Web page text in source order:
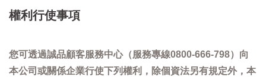
權利行使事項
您可透過誠品顧客服務中心（服務專線0800-666-798）向
本公司或關係企業行使下列權利，除個資法另有規定外，本